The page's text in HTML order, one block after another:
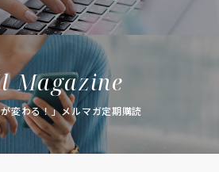
Magazine
が変わる！」メルマガ定期購読